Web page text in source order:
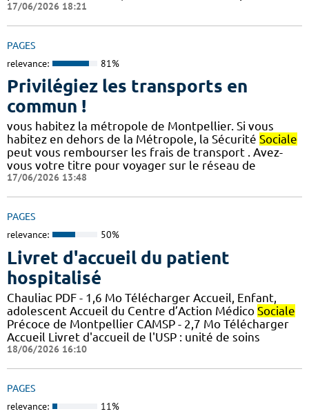
17/06/2026 18:21
PAGES
relevance: 81%
Privilégiez les transports en
commun !
vous habitez la métropole de Montpellier. Si vous
habitez en dehors de la Métropole, la Sécurité Sociale
peut vous rembourser les frais de transport . Avez-
vous votre titre pour voyager sur le réseau de
17/06/2026 13:48
PAGES
relevance: 50%
Livret d'accueil du patient
hospitalisé
Chauliac PDF - 1,6 Mo Télécharger Accueil, Enfant,
adolescent Accueil du Centre d’Action Médico Sociale
Précoce de Montpellier CAMSP - 2,7 Mo Télécharger
Accueil Livret d'accueil de l'USP : unité de soins
18/06/2026 16:10
PAGES
relevance: 11%